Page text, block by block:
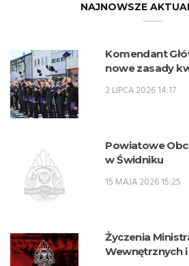
NAJNOWSZE
Komendant
nowe zasady
zawodowe w
2 LIPCA 2026 14:17
Powiatowe
w Świdniku
15 MAJA 2026 15:25
Życzenia
Wewnętrznych